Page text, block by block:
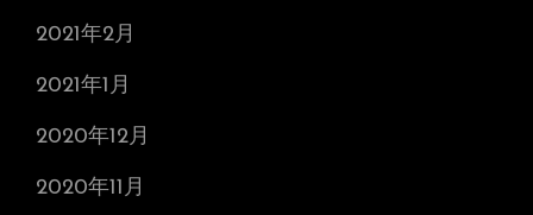
2021年2月
2021年1月
2020年12月
2020年11月